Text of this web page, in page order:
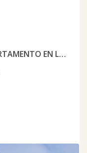
EXCELENTE PROYECTO DE APARTAMENTO EN LA JULIA